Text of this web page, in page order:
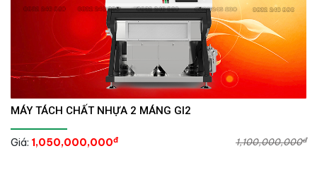
MÁY TÁCH CHẤT NHỰA 2 MÁNG GI2
Giá: 1,050,000,000đ 1,100,000,000đ